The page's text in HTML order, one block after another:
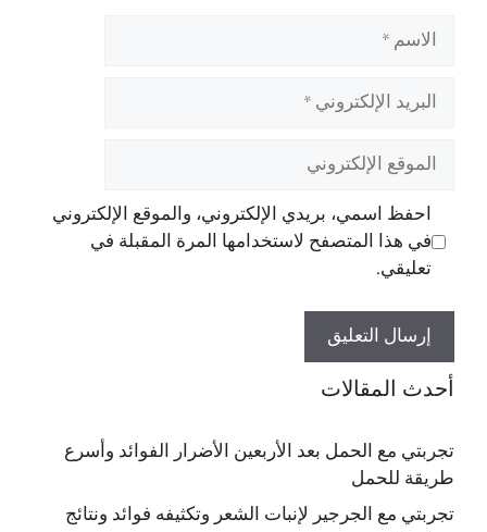
الاسم
البريد
الإلكتروني
الموقع
الإلكتروني
احفظ اسمي، بريدي الإلكتروني، والموقع الإلكتروني
في هذا المتصفح لاستخدامها المرة المقبلة في
تعليقي.
أحدث المقالات
تجربتي مع الحمل بعد الأربعين الأضرار الفوائد وأسرع
طريقة للحمل
تجربتي مع الجرجير لإنبات الشعر وتكثيفه فوائد ونتائج